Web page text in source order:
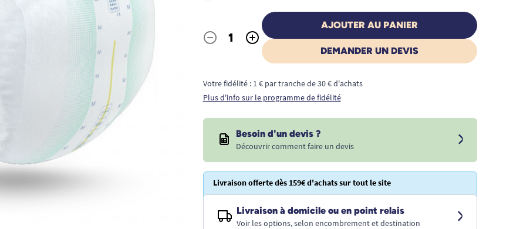
Quantité
- +
AJOUTER AU PANIER
DEMANDER UN DEVIS
Votre fidélité : 1 € par tranche de 30 € d'achats
Plus d'info sur le programme de fidélité
Besoin d'un devis ?
Découvrir comment faire un devis
Livraison offerte dès 159€ d'achats sur tout le site
Livraison à domicile ou en point relais
Voir les options, selon encombrement et destination